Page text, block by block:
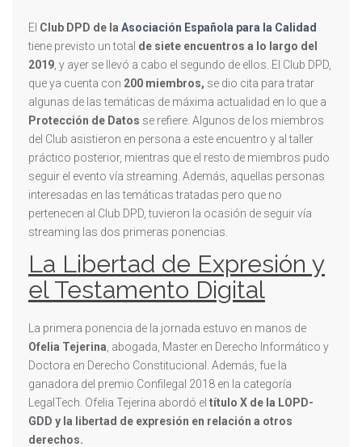
El Club DPD de la Asociación Española para la Calidad
tiene previsto un total de siete encuentros a lo largo del
2019 , y ayer se llevó a cabo el segundo de ellos. El Club DPD,
que ya cuenta con 200 miembros, se dio cita para tratar
algunas de las temáticas de máxima actualidad en lo que a
Protección de Datos se refiere. Algunos de los miembros
del Club asistieron en persona a este encuentro y al taller
práctico posterior, mientras que el resto de miembros pudo
seguir el evento vía streaming. Además, aquellas personas
interesadas en las temáticas tratadas pero que no
pertenecen al Club DPD, tuvieron la ocasión de seguir vía
streaming las dos primeras ponencias.
La Libertad de Expresión y
el Testamento Digital
La primera ponencia de la jornada estuvo en manos de
Ofelia Tejerina , abogada, Master en Derecho Informático y
Doctora en Derecho Constitucional. Además, fue la
ganadora del premio Confilegal 2018 en la categoría
LegalTech. Ofelia Tejerina abordó el título X de la LOPD-
GDD y la libertad de expresión en relación a otros
derechos.